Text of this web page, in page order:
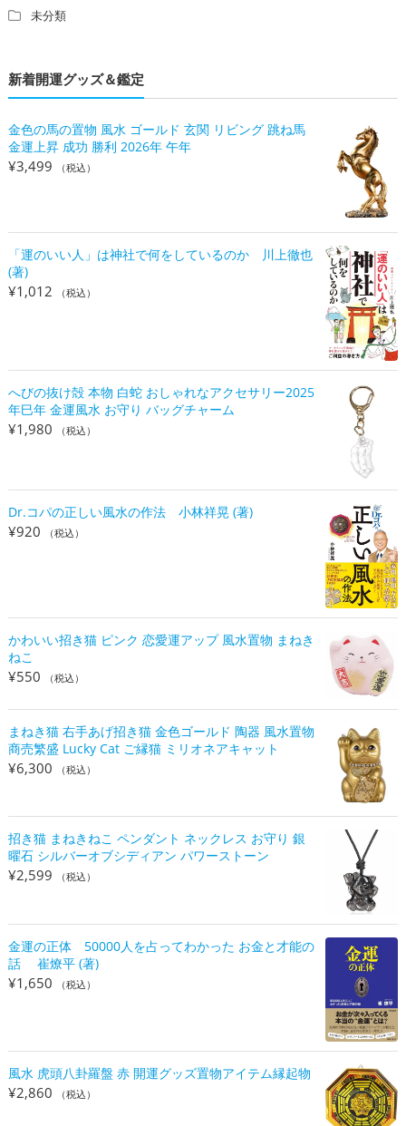
未分類
新着開運グッズ＆鑑定
金色の馬の置物 風水 ゴールド 玄関 リビング 跳ね馬
金運上昇 成功 勝利 2026年 午年
¥3,499 （税込）
「運のいい人」は神社で何をしているのか 川上徹也
(著)
¥1,012 （税込）
へびの抜け殻 本物 白蛇 おしゃれなアクセサリー2025
年巳年 金運風水 お守り バッグチャーム
¥1,980 （税込）
Dr.コパの正しい風水の作法 小林祥晃 (著)
¥920 （税込）
かわいい招き猫 ピンク 恋愛運アップ 風水置物 まねき
ねこ
¥550 （税込）
まねき猫 右手あげ招き猫 金色ゴールド 陶器 風水置物
商売繁盛 Lucky Cat ご縁猫 ミリオネアキャット
¥6,300 （税込）
招き猫 まねきねこ ペンダント ネックレス お守り 銀
曜石 シルバーオブシディアン パワーストーン
¥2,599 （税込）
金運の正体 50000人を占ってわかった お金と才能の
話 崔燎平 (著)
¥1,650 （税込）
風水 虎頭八卦羅盤 赤 開運グッズ置物アイテム縁起物
¥2,860 （税込）